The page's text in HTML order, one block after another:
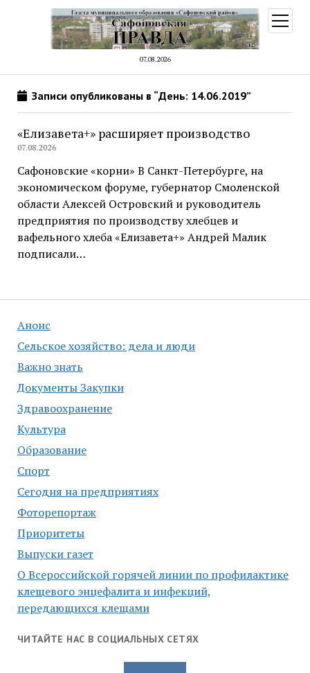
07.08.2026
меню
Анонс
Сельское хозяйство: дела и люди
Важно знать
Документы Закупки
Здравоохранение
Культура
Образование
Спорт
Сегодня на предприятиях
Фоторепортаж
Приоритеты
Выпуски газет
О Всероссийской горячей линии по профилактике
клещевого энцефалита и инфекций,
передающихся клещами
ЧИТАЙТЕ НАС В СОЦИАЛЬНЫХ СЕТЯХ
Записи опубликованы в “День: 14.06.2019”
«Елизавета+» расширяет производство
07.08.2026
Сафоновские «корни» В Санкт-Петербурге, на
экономическом форуме, губернатор Смоленской
области Алексей Островский и руководитель
предприятия по производству хлебцев и
вафельного хлеба «Елизавета+» Андрей Малик
подписали…